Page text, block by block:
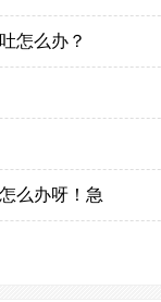
怎么办？
么办呀！急